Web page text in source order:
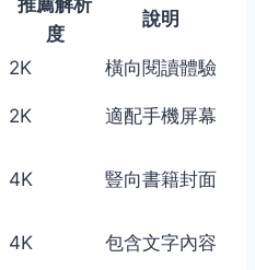
推薦解析
度
說明
2K
橫向閱讀體驗
2K 適配手機屏幕
4K 豎向書籍封面
4K 包含文字內容